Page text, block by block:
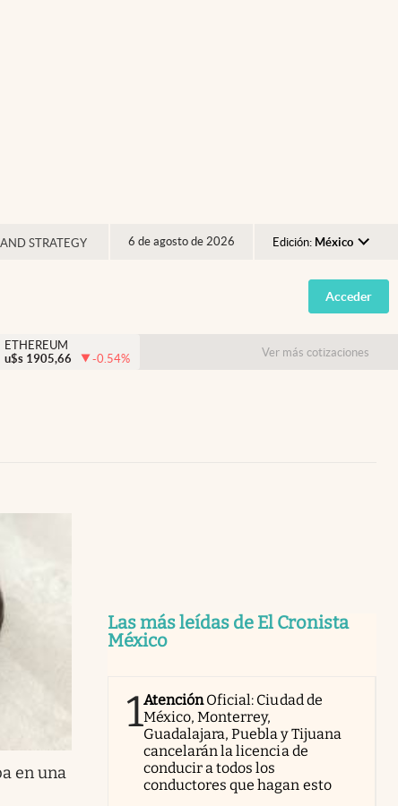
STRATEGY 6 de agosto de 2026 Edición: México
Argentina
España
USA
Acceder
ETHEREUM
u$s 1905,66 -0.54% Ver más cotizaciones
en una
Las más leídas de El Cronista
México
1AtenciónOficial: Ciudad de
México, Monterrey,
Guadalajara, Puebla y Tijuana
cancelarán la licencia de
conducir a todos los
conductores que hagan esto